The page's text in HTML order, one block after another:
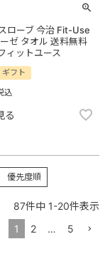
ローブ 今治 Fit-Use
ゼ タオル 送料無料
ィットユース
ギフト
込
る
優先度順
87件中 1-20件表示
1
2 … 5